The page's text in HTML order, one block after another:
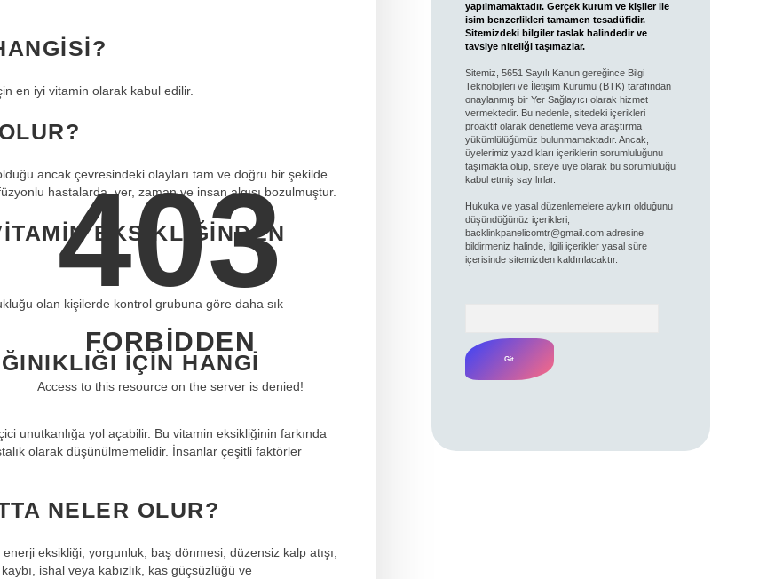
en iyi vitamin olarak kabul edilir.
ancak çevresindeki olayları tam ve doğru bir şekilde
hastalarda, yer, zaman ve insan algısı bozulmuştur.
EKSIKLIĞINDEN
olan kişilerde kontrol grubuna göre daha sık
IÇIN HANGI
unutkanlığa yol açabilir. Bu vitamin eksikliğinin farkında
olarak düşünülmemelidir. İnsanlar çeşitli faktörler
NELER OLUR?
eksikliği, yorgunluk, baş dönmesi, düzensiz kalp atışı,
ishal veya kabızlık, kas güçsüzlüğü ve
yapılmamaktadır. Gerçek kurum ve kişiler ile
isim benzerlikleri tamamen tesadüfidir.
Sitemizdeki bilgiler taslak halindedir ve
tavsiye niteliği taşımazlar.
Sitemiz, 5651 Sayılı Kanun gereğince Bilgi
Teknolojileri ve İletişim Kurumu (BTK) tarafından
onaylanmış bir Yer Sağlayıcı olarak hizmet
vermektedir. Bu nedenle, sitedeki içerikleri
proaktif olarak denetleme veya araştırma
yükümlülüğümüz bulunmamaktadır. Ancak,
üyelerimiz yazdıkları içeriklerin sorumluluğunu
taşımakta olup, siteye üye olarak bu sorumluluğu
kabul etmiş sayılırlar.
Hukuka ve yasal düzenlemelere aykırı olduğunu
düşündüğünüz içerikleri,
backlinkpanelicomtr@gmail.comadresine
bildirmeniz halinde, ilgili içerikler yasal süre
içerisinde sitemizden kaldırılacaktır.
403
FORBIDDEN
Access to this resource on the server is denied!